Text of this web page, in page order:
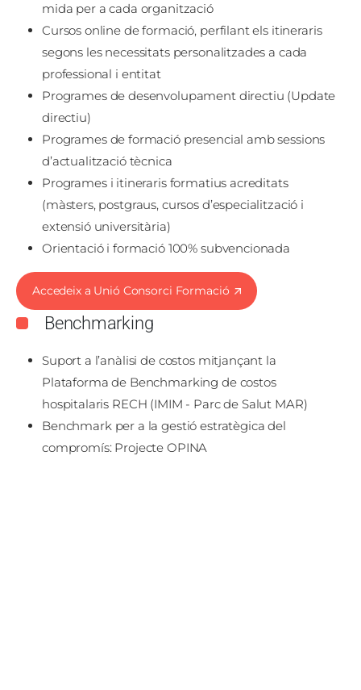
mida per a cada organització
Cursos online de formació, perfilant els itineraris
segons les necessitats personalitzades a cada
professional i entitat
Programes de desenvolupament directiu (Update
directiu)
Programes de formació presencial amb sessions
d’actualització tècnica
Programes i itineraris formatius acreditats
(màsters, postgraus, cursos d’especialització i
extensió universitària)
Orientació i formació 100% subvencionada
Accedeix a Unió Consorci Formació
Benchmarking
Suport a l’anàlisi de costos mitjançant la
Plataforma de Benchmarking de costos
hospitalaris RECH (IMIM - Parc de Salut MAR)
Benchmark per a la gestió estratègica del
compromís: Projecte OPINA